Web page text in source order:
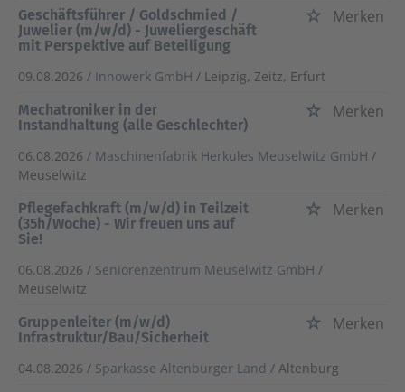
Geschäftsführer / Goldschmied /
Juwelier (m/w/d) - Juweliergeschäft
mit Perspektive auf Beteiligung
Merken
09.08.2026 / Innowerk GmbH / Leipzig, Zeitz, Erfurt
Mechatroniker in der
Instandhaltung (alle Geschlechter)
Merken
06.08.2026 / Maschinenfabrik Herkules Meuselwitz GmbH /
Meuselwitz
Pflegefachkraft (m/w/d) in Teilzeit
(35h/Woche) - Wir freuen uns auf
Sie!
Merken
06.08.2026 / Seniorenzentrum Meuselwitz GmbH /
Meuselwitz
Gruppenleiter (m/w/d)
Infrastruktur/Bau/Sicherheit
Merken
04.08.2026 / Sparkasse Altenburger Land / Altenburg